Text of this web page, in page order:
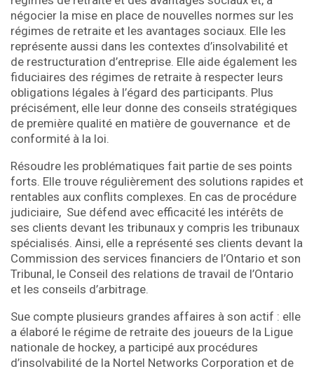
négocier la mise en place de nouvelles normes sur les
régimes de retraite et les avantages sociaux. Elle les
représente aussi dans les contextes d’insolvabilité et
de restructuration d’entreprise. Elle aide également les
fiduciaires des régimes de retraite à respecter leurs
obligations légales à l’égard des participants. Plus
précisément, elle leur donne des conseils stratégiques
de première qualité en matière de gouvernance et de
conformité à la loi.
Résoudre les problématiques fait partie de ses points
forts. Elle trouve régulièrement des solutions rapides et
rentables aux conflits complexes. En cas de procédure
judiciaire, Sue défend avec efficacité les intérêts de
ses clients devant les tribunaux y compris les tribunaux
spécialisés. Ainsi, elle a représenté ses clients devant la
Commission des services financiers de l’Ontario et son
Tribunal, le Conseil des relations de travail de l’Ontario
et les conseils d’arbitrage.
Sue compte plusieurs grandes affaires à son actif : elle
a élaboré le régime de retraite des joueurs de la Ligue
nationale de hockey, a participé aux procédures
d’insolvabilité de la Nortel Networks Corporation et de